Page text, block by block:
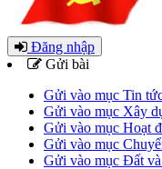
Đăng nhập
Gửi bài
Gửi vào mục Tin
Gửi vào mục Xây
Gửi vào mục Hoạt
Gửi vào mục
Gửi vào mục Đất